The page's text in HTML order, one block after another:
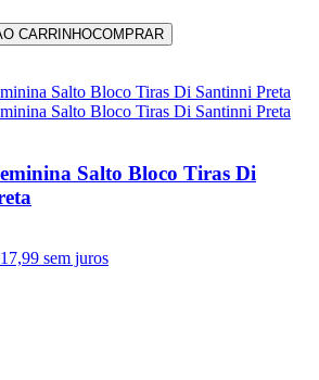
CARRINHOCOMPRAR
Salto Bloco Tiras Di
sem juros